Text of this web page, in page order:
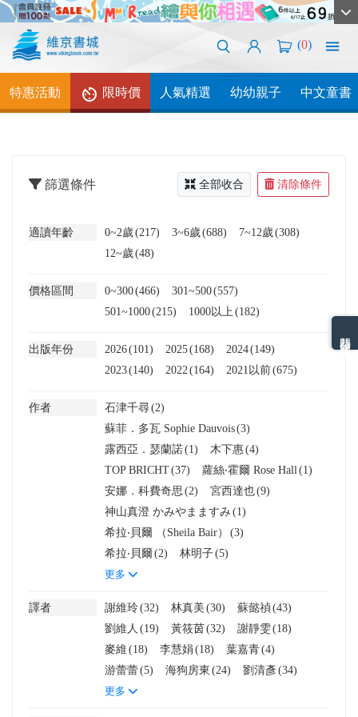
(0)
特惠活動 限時價 人氣精選 幼幼親子 中文童書
篩選條件 全部收合 清除條件
適讀年齡 0~2歲(217) 3~6歲(688) 7~12歲(308)
12~歲(48)
價格區間 0~300(466) 301~500(557)
501~1000(215) 1000以上 (182)
出版年份 2026(101) 2025(168) 2024(149)
2023(140) 2022(164) 2021以前(675)
作者 石津千尋(2)
蘇菲．多瓦 Sophie Dauvois(3)
露西亞．瑟蘭諾(1) 木下惠(4)
TOP BRICHT(37) 蘿絲‧霍爾 Rose Hall(1)
安娜．科費奇思(2) 宮西達也(9)
神山真澄 かみやまますみ(1)
希拉‧貝爾 （Sheila Bair）
(3)
希拉‧貝爾(2) 林明子(5)
更多
譯者 謝維玲(32) 林真美(30) 蘇懿禎(43)
劉維人 (19) 黃筱茵(32) 謝靜雯(18)
麥維(18) 李慧娟(18) 葉嘉青(4)
游蕾蕾(5) 海狗房東(24) 劉清彥(34)
更多